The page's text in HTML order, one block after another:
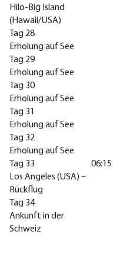
Hilo-Big Island
(Hawaii/USA)
Tag 28
Erholung auf See
Tag 29
Erholung auf See
Tag 30
Erholung auf See
Tag 31
Erholung auf See
Tag 32
Erholung auf See
Tag 33
Los Angeles (USA) –
Rückflug
06:15
Tag 34
Ankunft in der
Schweiz